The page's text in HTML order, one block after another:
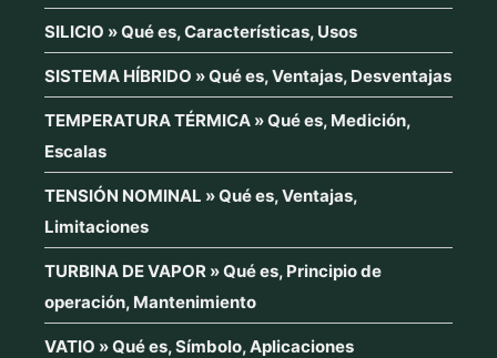
SILICIO » Qué es, Características, Usos
SISTEMA HÍBRIDO » Qué es, Ventajas, Desventajas
TEMPERATURA TÉRMICA » Qué es, Medición,
Escalas
TENSIÓN NOMINAL » Qué es, Ventajas,
Limitaciones
TURBINA DE VAPOR » Qué es, Principio de
operación, Mantenimiento
VATIO » Qué es, Símbolo, Aplicaciones